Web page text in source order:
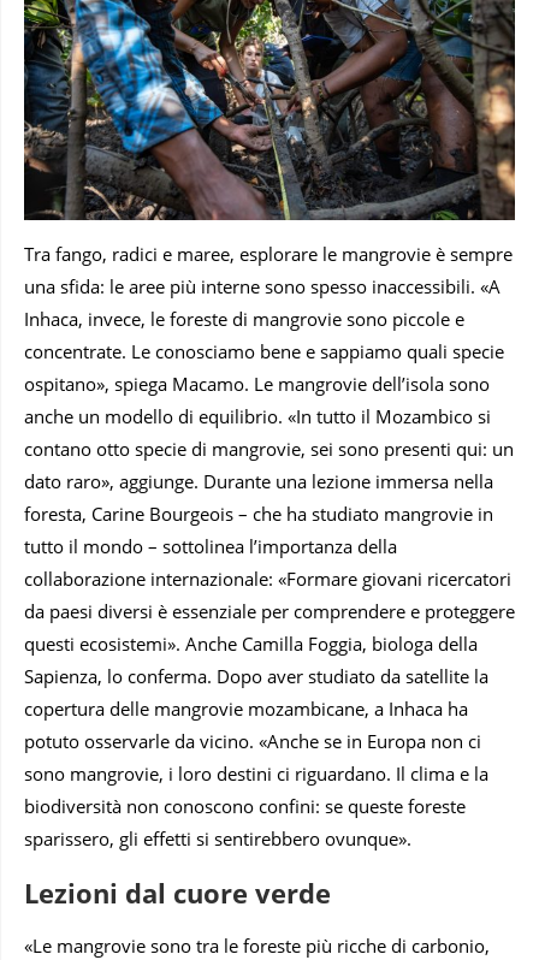
Tra fango, radici e maree, esplorare le mangrovie è sempre
una sfida: le aree più interne sono spesso inaccessibili. «A
Inhaca, invece, le foreste di mangrovie sono piccole e
concentrate. Le conosciamo bene e sappiamo quali specie
ospitano», spiega Macamo. Le mangrovie dell’isola sono
anche un modello di equilibrio. «In tutto il Mozambico si
contano otto specie di mangrovie, sei sono presenti qui: un
dato raro», aggiunge. Durante una lezione immersa nella
foresta, Carine Bourgeois – che ha studiato mangrovie in
tutto il mondo – sottolinea l’importanza della
collaborazione internazionale: «Formare giovani ricercatori
da paesi diversi è essenziale per comprendere e proteggere
questi ecosistemi». Anche Camilla Foggia, biologa della
Sapienza, lo conferma. Dopo aver studiato da satellite la
copertura delle mangrovie mozambicane, a Inhaca ha
potuto osservarle da vicino. «Anche se in Europa non ci
sono mangrovie, i loro destini ci riguardano. Il clima e la
biodiversità non conoscono confini: se queste foreste
sparissero, gli effetti si sentirebbero ovunque».
Lezioni dal cuore verde
«Le mangrovie sono tra le foreste più ricche di carbonio,